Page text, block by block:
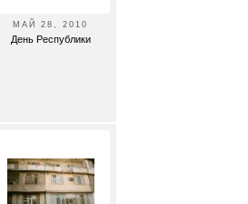
МАЙ 28, 2010
День Республики